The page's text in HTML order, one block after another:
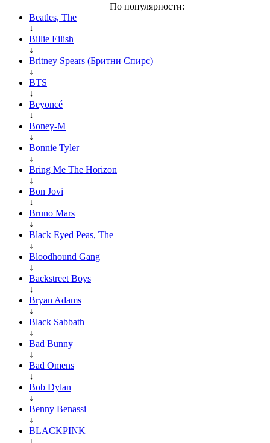
По популярности:
Beatles, The
↓
Billie Eilish
↓
Britney Spears (Бритни Спирс)
↓
BTS
↓
Beyoncé
↓
Boney-M
↓
Bonnie Tyler
↓
Bring Me The Horizon
↓
Bon Jovi
↓
Bruno Mars
↓
Black Eyed Peas, The
↓
Bloodhound Gang
↓
Backstreet Boys
↓
Bryan Adams
↓
Black Sabbath
↓
Bad Bunny
↓
Bad Omens
↓
Bob Dylan
↓
Benny Benassi
↓
BLACKPINK